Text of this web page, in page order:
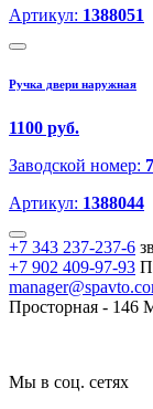
Артикул: 1388051
Ручка двери наружная
1100 руб.
Заводской номер:
Артикул: 1388044
+7 343 237-237-6
+7 902 409-97-93
Просторная - 146
Мы в соц. сетях